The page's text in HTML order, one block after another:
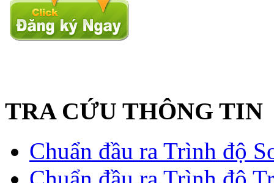
TRA CỨU THÔNG TIN
Chuẩn đầu ra Trình độ